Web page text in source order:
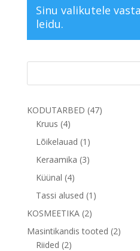
Sinu valikutele
leidu.
KODUTARBED 4747
Kruus 44
toodet
Lõikelauad 1 1
toode
Keraamika 33
Küünal 44
toodet
Tassi alused 1 1
KOSMEETIKA 22
toodet
Masintikandis tooted 22
Riided 22